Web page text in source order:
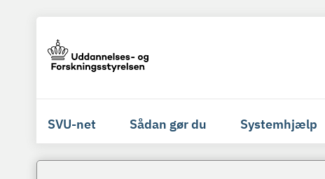
SVU-net Sådan gør du Systemhjælp